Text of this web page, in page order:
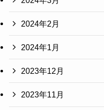
2024年2月
2024年1月
2023年12月
2023年11月